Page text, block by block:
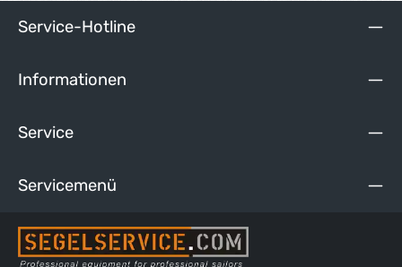
Service-Hotline
Informationen
Service
Servicemenü